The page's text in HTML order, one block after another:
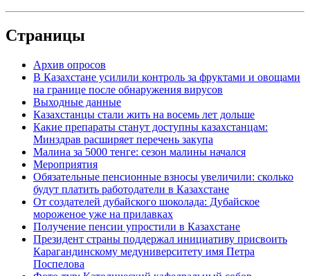
Страницы
Архив опросов
В Казахстане усилили контроль за фруктами и овощами
на границе после обнаружения вирусов
Выходные данные
Казахстанцы стали жить на восемь лет дольше
Какие препараты станут доступны казахстанцам:
Минздрав расширяет перечень закупа
Малина за 5000 тенге: сезон малины начался
Мероприятия
Обязательные пенсионные взносы увеличили: сколько
будут платить работодатели в Казахстане
От создателей дубайского шоколада: Дубайское
мороженое уже на прилавках
Получение пенсии упростили в Казахстане
Президент страны поддержал инициативу присвоить
Карагандинскому медуниверситету имя Петра
Поспелова